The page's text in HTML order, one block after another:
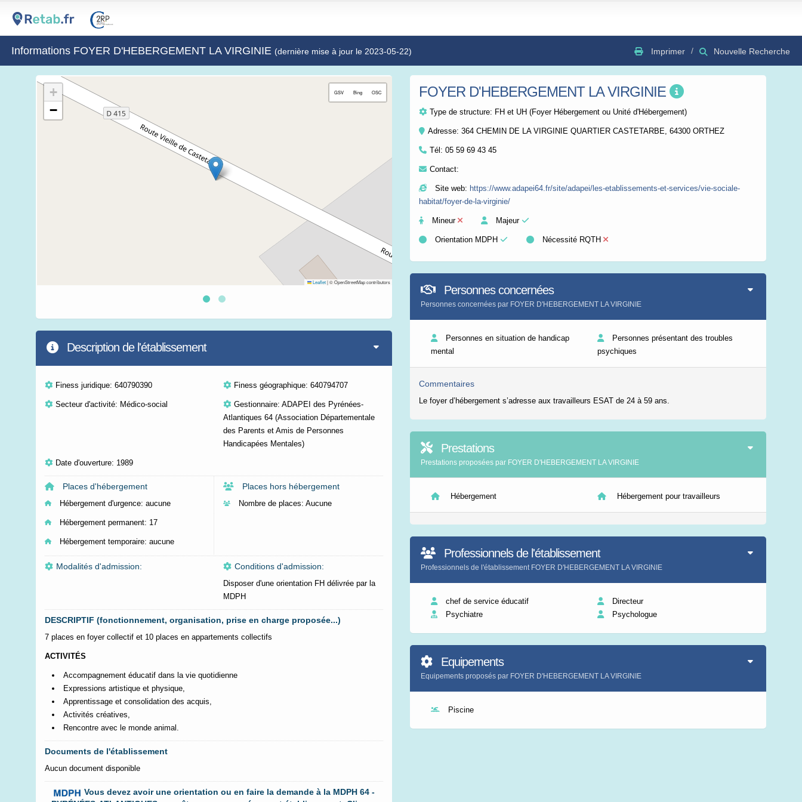
Informations FOYER D'HEBERGEMENT LA VIRGINIE (dernière mise à jour le 2023-05-22) Imprimer Nouvelle Recherche
+
−
GSV Bing OSC
Leaflet|© OpenStreetMap contributors
Description de l'établissement
Finess juridique: 640790390 Finess géographique: 640794707
Secteur d'activité: Médico-social
Gestionnaire: ADAPEI des Pyrénées-
Atlantiques 64 (Association Départementale
des Parents et Amis de Personnes
Handicapées Mentales)
Date d'ouverture: 1989
Places d'hébergement
Hébergement d'urgence: aucune
Hébergement permanent: 17
Hébergement temporaire: aucune
Places hors hébergement
Nombre de places: Aucune
Modalités d'admission: Conditions d'admission:
Disposer d'une orientation FH délivrée par la
MDPH
DESCRIPTIF (fonctionnement, organisation, prise en charge proposée...)
7 places en foyer collectif et 10 places en appartements collectifs
ACTIVITÉS
Accompagnement éducatif dans la vie quotidienne
Expressions artistique et physique,
Apprentissage et consolidation des acquis,
Activités créatives,
Rencontre avec le monde animal.
Documents de l'établissement
Aucun document disponible
Vous devez avoir une orientation ou en faire la demande à la MDPH 64 -
FOYER D'HEBERGEMENT LA VIRGINIE
Type de structure: FH et UH (Foyer Hébergement ou Unité d'Hébergement)
Adresse: 364 CHEMIN DE LA VIRGINIE QUARTIER CASTETARBE, 64300 ORTHEZ
Tél: 05 59 69 43 45
Contact:
Site web: https://www.adapei64.fr/site/adapei/les-etablissements-et-services/vie-sociale-
habitat/foyer-de-la-virginie/
Mineur Majeur
Orientation MDPH Nécessité RQTH
Personnes concernées
Personnes concernées par FOYER D'HEBERGEMENT LA VIRGINIE
Personnes en situation de handicap
mental
Personnes présentant des troubles
psychiques
Commentaires
Le foyer d’hébergement s’adresse aux travailleurs ESAT de 24 à 59 ans.
Prestations
Prestations proposées par FOYER D'HEBERGEMENT LA VIRGINIE
Hébergement Hébergement pour travailleurs
Professionnels de l'établissement
Professionnels de l'établissement FOYER D'HEBERGEMENT LA VIRGINIE
chef de service éducatif
Directeur
Psychiatre
Psychologue
Equipements
Equipements proposés par FOYER D'HEBERGEMENT LA VIRGINIE
Piscine